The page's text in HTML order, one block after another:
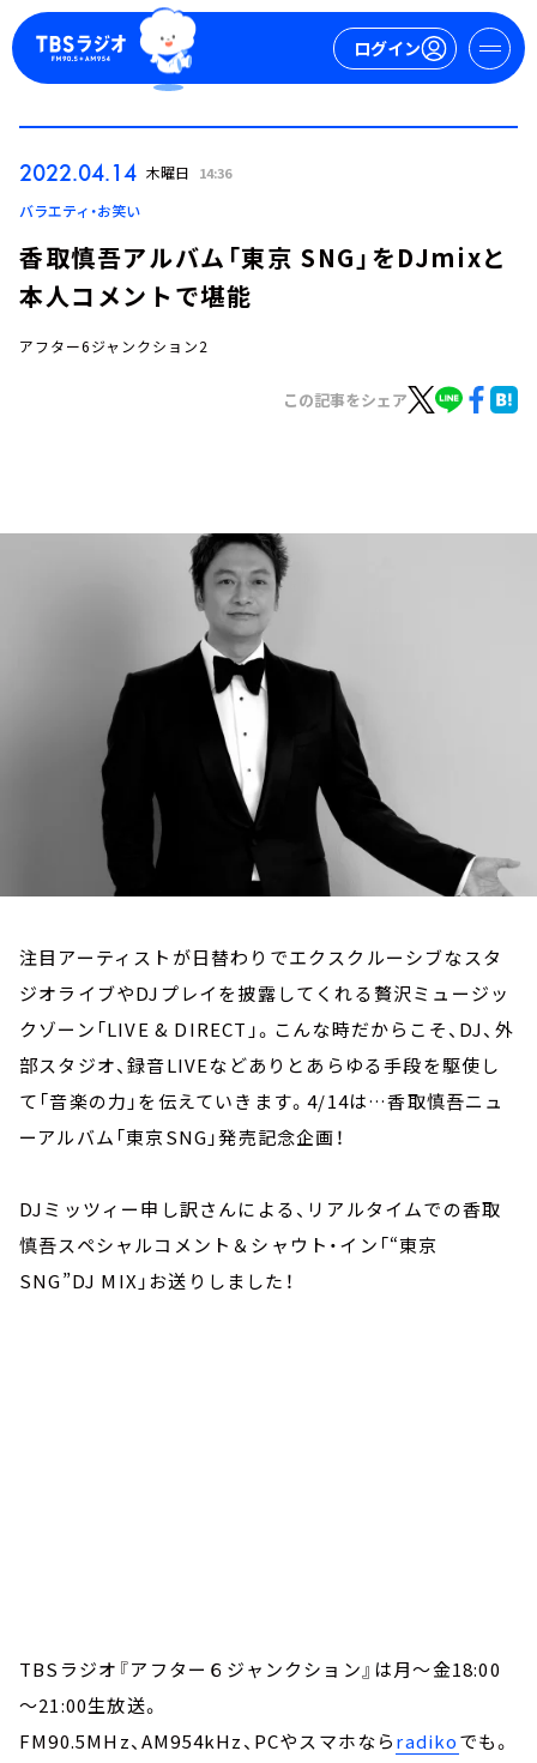
ログイン
ログイン
イベント・グッズ
2022.04.14 木曜日 14:36
バラエティ・お笑い
香取慎吾アルバム「東京 SNG」をDJmixと
本人コメントで堪能
アフター6ジャンクション2
この記事をシェア
注目アーティストが日替わりでエクスクルーシブなスタ
ジオライブやDJプレイを披露してくれる贅沢ミュージッ
クゾーン「LIVE & DIRECT」。こんな時だからこそ、DJ、外
部スタジオ、録音LIVEなどありとあらゆる手段を駆使し
て「音楽の力」を伝えていきます。4/14は…香取慎吾ニュ
ーアルバム「東京SNG」発売記念企画！
DJミッツィー申し訳さんによる、リアルタイムでの香取
慎吾スペシャルコメント＆シャウト・イン「“東京
SNG”DJ MIX」お送りしました！
TBSラジオ『アフター６ジャンクション』は月～金18:00
～21:00生放送。
FM90.5MHz、AM954kHz、PCやスマホならradikoでも。